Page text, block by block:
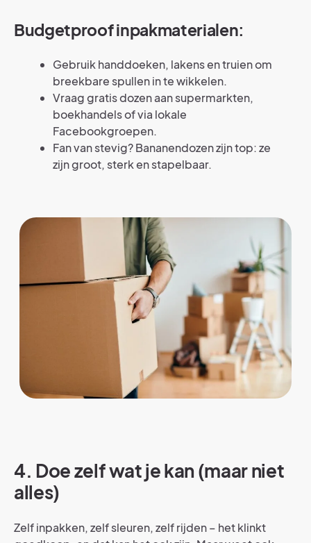
Budgetproof inpakmaterialen:
Gebruik handdoeken, lakens en truien om
breekbare spullen in te wikkelen.
Vraag gratis dozen aan supermarkten,
boekhandels of via lokale
Facebookgroepen.
Fan van stevig? Bananendozen zijn top: ze
zijn groot, sterk en stapelbaar.
4. Doe zelf wat je kan (maar niet
alles)
Zelf inpakken, zelf sleuren, zelf rijden – het klinkt